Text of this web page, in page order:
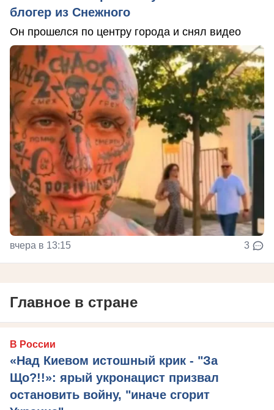
блогер из Снежного
Он прошелся по центру города и снял видео
вчера в 13:15 3
Главное в стране
В России
«Над Киевом истошный крик - "За
Що?!!»: ярый укронацист призвал
остановить войну, "иначе сгорит